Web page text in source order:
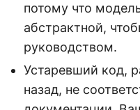
потому что
абстрактной,
руководством.
Устаревший код,
назад, не